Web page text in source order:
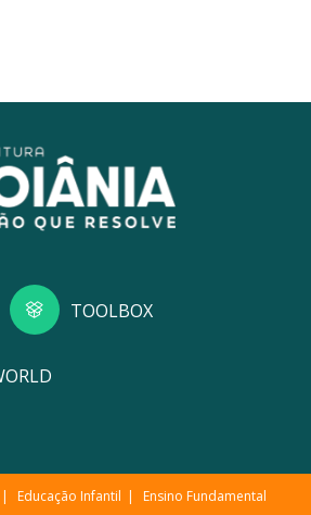
TOOLBOX
Educação Infantil Ensino Fundamental